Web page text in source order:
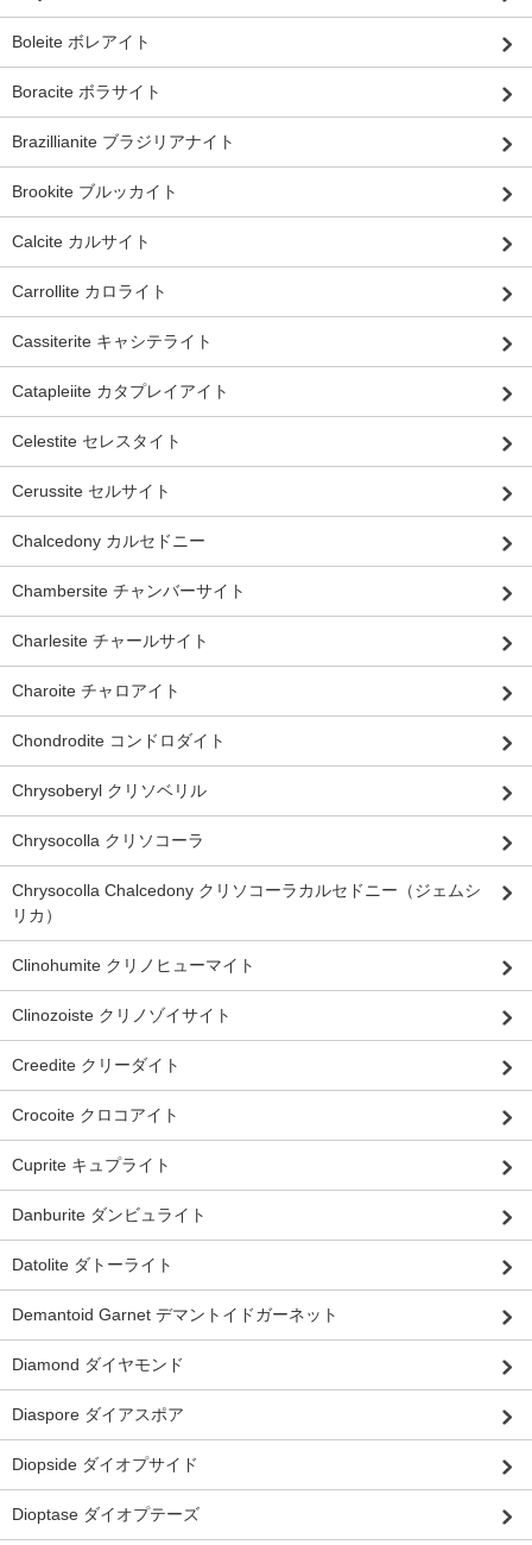
Boleite ボレアイト
Boracite ボラサイト
Brazillianite ブラジリアナイト
Brookite ブルッカイト
Calcite カルサイト
Carrollite カロライト
Cassiterite キャシテライト
Catapleiite カタプレイアイト
Celestite セレスタイト
Cerussite セルサイト
Chalcedony カルセドニー
Chambersite チャンバーサイト
Charlesite チャールサイト
Charoite チャロアイト
Chondrodite コンドロダイト
Chrysoberyl クリソベリル
Chrysocolla クリソコーラ
Chrysocolla Chalcedony クリソコーラカルセドニー（ジェムシ
リカ）
Clinohumite クリノヒューマイト
Clinozoiste クリノゾイサイト
Creedite クリーダイト
Crocoite クロコアイト
Cuprite キュプライト
Danburite ダンビュライト
Datolite ダトーライト
Demantoid Garnet デマントイドガーネット
Diamond ダイヤモンド
Diaspore ダイアスポア
Diopside ダイオプサイド
Dioptase ダイオプテーズ